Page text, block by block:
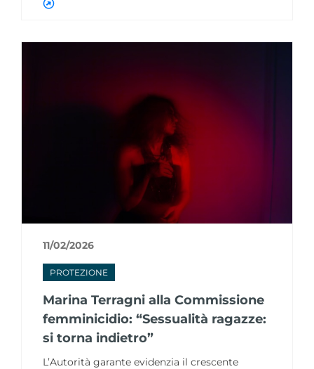
11/02/2026
PROTEZIONE
Marina Terragni alla Commissione
femminicidio: “Sessualità ragazze:
si torna indietro”
L’Autorità garante evidenzia il crescente